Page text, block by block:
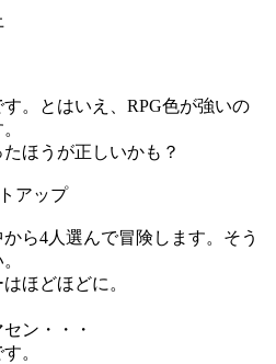
。とはいえ、RPG色が強いの
ほうが正しいかも？
アップ
ら4人選んで冒険します。そう
ほどほどに。
ン・・・
。